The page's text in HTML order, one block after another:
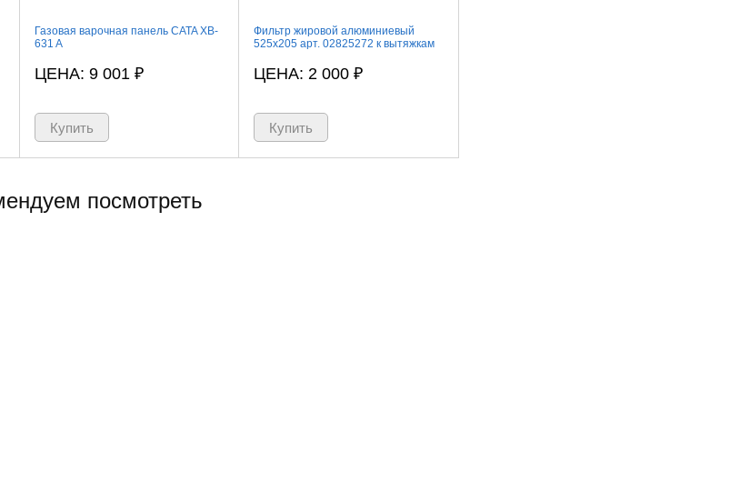
Газовая варочная панель CATA XB-
631 A
ЦЕНА: 9 001 ₽
Фильтр жировой алюминиевый
525x205 арт. 02825272 к вытяжкам
ЦЕНА: 2 000₽
посмотреть